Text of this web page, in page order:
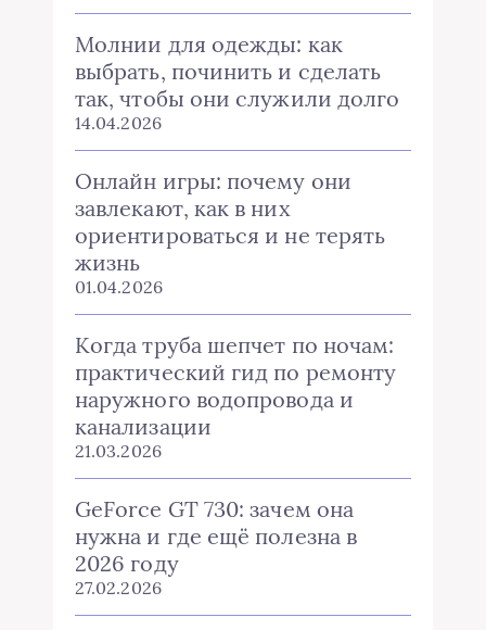
Молнии для одежды: как
выбрать, починить и сделать
так, чтобы они служили долго
14.04.2026
Онлайн игры: почему они
завлекают, как в них
ориентироваться и не терять
жизнь
01.04.2026
Когда труба шепчет по ночам:
практический гид по ремонту
наружного водопровода и
канализации
21.03.2026
GeForce GT 730: зачем она
нужна и где ещё полезна в
2026 году
27.02.2026